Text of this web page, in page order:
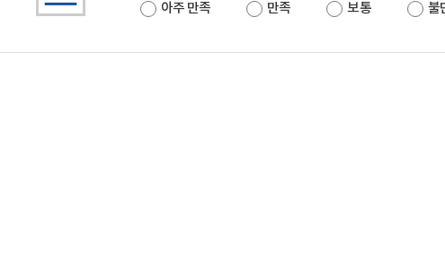
아주 만족 만족 보통 불